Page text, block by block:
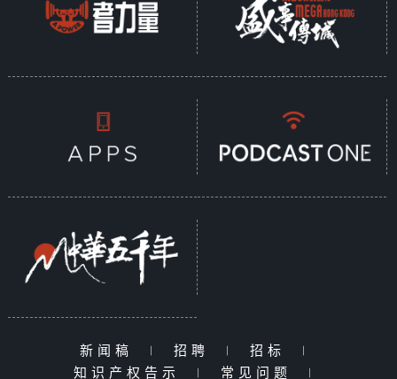
新闻稿 | 招聘 | 招标
|
知识产权告示
| 常见问题 |